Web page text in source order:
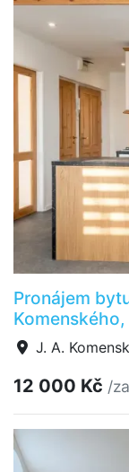
Pronájem
J. A.
12 000 Kč /